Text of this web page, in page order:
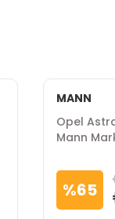
MANN
Opel
Mann
%65